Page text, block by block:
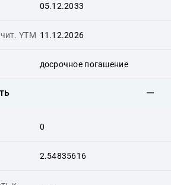
05.12.2033
YTM 11.12.2026
досрочное погашение
0
2.54835616